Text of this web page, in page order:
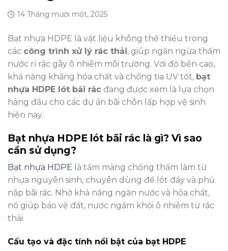
14 Tháng mười một, 2025
Bạt nhựa HDPE là vật liệu không thể thiếu trong
các công trình xử lý rác thải, giúp ngăn ngừa thấm
nước rỉ rác gây ô nhiễm môi trường. Với độ bền cao,
khả năng kháng hóa chất và chống tia UV tốt, bạt
nhựa HDPE lót bãi rác đang được xem là lựa chọn
hàng đầu cho các dự án bãi chôn lấp hợp vệ sinh
hiện nay.
Bạt nhựa HDPE lót bãi rác là gì? Vì sao
cần sử dụng?
Bạt nhựa HDPE là tấm màng chống thấm làm từ
nhựa nguyên sinh, chuyên dùng để lót đáy và phủ
nắp bãi rác. Nhờ khả năng ngăn nước và hóa chất,
nó giúp bảo vệ đất, nước ngầm khỏi ô nhiễm từ rác
thải.
Cấu tạo và đặc tính nổi bật của bạt HDPE